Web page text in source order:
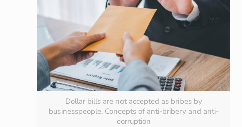
Dollar bills are not accepted as bribes by
businesspeople. Concepts of anti-bribery and anti-
corruption